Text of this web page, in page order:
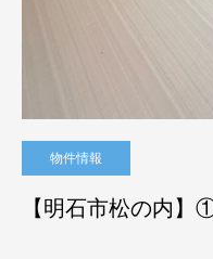
物件情報
【明石市松の内